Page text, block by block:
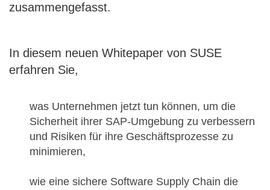
zusammengefasst.
In diesem neuen Whitepaper von SUSE
erfahren Sie,
was Unternehmen jetzt tun können, um die
Sicherheit ihrer SAP-Umgebung zu verbessern
und Risiken für ihre Geschäftsprozesse zu
minimieren,
wie eine sichere Software Supply Chain die